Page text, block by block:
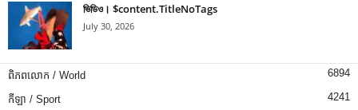
ভিডিও। $content.TitleNoTags
July 30, 2026
ពិភពលោក / World 6894
កីឡា / Sport 4241